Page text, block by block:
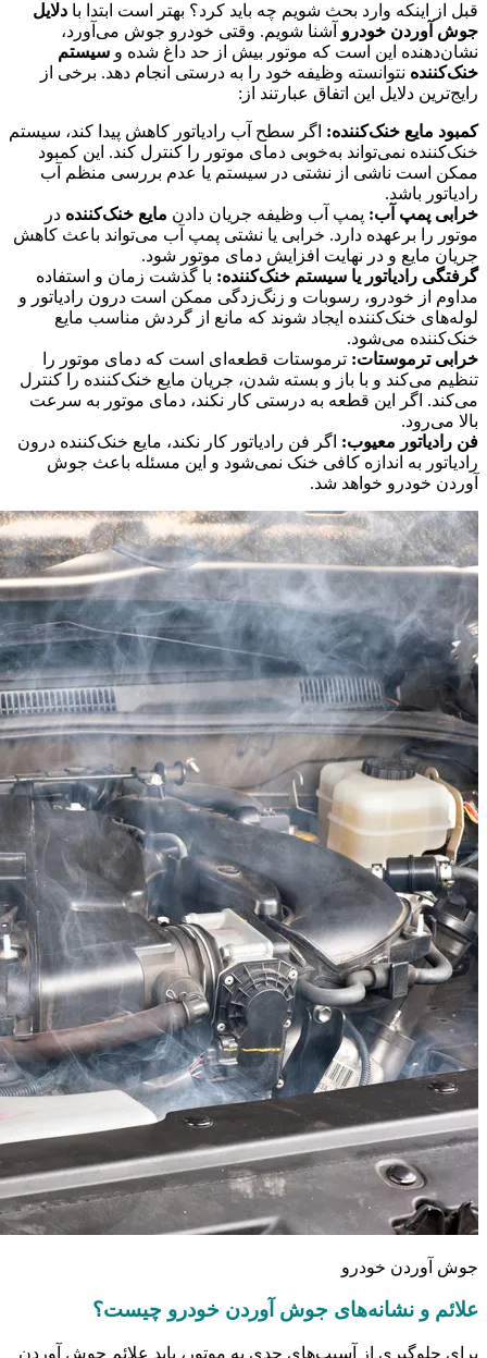
قبل از اینکه وارد بحث شویم چه باید کرد؟ بهتر است ابتدا با دلایل
جوش آوردن خودرو آشنا شویم. وقتی خودرو جوش می‌آورد،
نشان‌دهنده این است که موتور بیش از حد داغ شده و سیستم
خنک‌کننده نتوانسته وظیفه خود را به درستی انجام دهد. برخی از
رایج‌ترین دلایل این اتفاق عبارتند از:
کمبود مایع خنک‌کننده: اگر سطح آب رادیاتور کاهش پیدا کند، سیستم
خنک‌کننده نمی‌تواند به‌خوبی دمای موتور را کنترل کند. این کمبود
ممکن است ناشی از نشتی در سیستم یا عدم بررسی منظم آب
رادیاتور باشد.
خرابی پمپ آب: پمپ آب وظیفه جریان دادن مایع خنک‌کننده در
موتور را برعهده دارد. خرابی یا نشتی پمپ آب می‌تواند باعث کاهش
جریان مایع و در نهایت افزایش دمای موتور شود.
گرفتگی رادیاتور یا سیستم خنک‌کننده: با گذشت زمان و استفاده
مداوم از خودرو، رسوبات و زنگ‌زدگی ممکن است درون رادیاتور و
لوله‌های خنک‌کننده ایجاد شوند که مانع از گردش مناسب مایع
خنک‌کننده می‌شود.
خرابی ترموستات: ترموستات قطعه‌ای است که دمای موتور را
تنظیم می‌کند و با باز و بسته شدن، جریان مایع خنک‌کننده را کنترل
می‌کند. اگر این قطعه به درستی کار نکند، دمای موتور به سرعت
بالا می‌رود.
فن رادیاتور معیوب: اگر فن رادیاتور کار نکند، مایع خنک‌کننده درون
رادیاتور به اندازه کافی خنک نمی‌شود و این مسئله باعث جوش
آوردن خودرو خواهد شد.
جوش آوردن خودرو
علائم و نشانه‌های جوش آوردن خودرو چیست؟
برای جلوگیری از آسیب‌های جدی به موتور، باید علائم جوش آوردن